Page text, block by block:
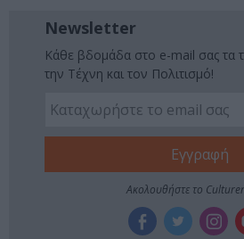
Newsletter
Κάθε βδομάδα στο e-mail σας τα
την Τέχνη και τον Πολιτισμό!
Ακολουθήστε το